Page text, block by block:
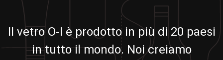
Il vetro O-I è prodotto in più di 20 paesi
in tutto il mondo. Noi creiamo